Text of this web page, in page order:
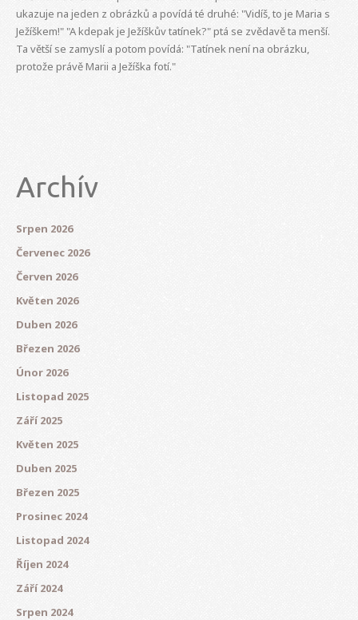
ukazuje na jeden z obrázků a povídá té druhé: "Vidíš, to je Maria s
Ježíškem!" "A kdepak je Ježíškův tatínek?" ptá se zvědavě ta menší.
Ta větší se zamyslí a potom povídá: "Tatínek není na obrázku,
protože právě Marii a Ježíška fotí."
Archív
Srpen 2026
Červenec 2026
Červen 2026
Květen 2026
Duben 2026
Březen 2026
Únor 2026
Listopad 2025
Září 2025
Květen 2025
Duben 2025
Březen 2025
Prosinec 2024
Listopad 2024
Říjen 2024
Září 2024
Srpen 2024